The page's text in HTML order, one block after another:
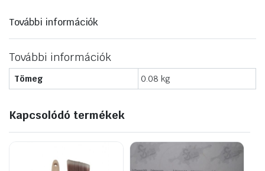
További információk
További információk
Tömeg 0.08 kg
Kapcsolódó termékek